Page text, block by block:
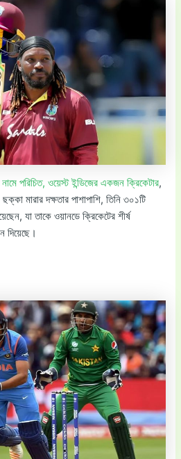
পরিচিত, ওয়েস্ট ইন্ডিজের একজন ক্রিকেটার,
মারার দক্ষতার পাশাপাশি, তিনি ৩০১টি
যা তাকে ওয়ানডে ক্রিকেটের শীর্ষ
দিয়েছে।